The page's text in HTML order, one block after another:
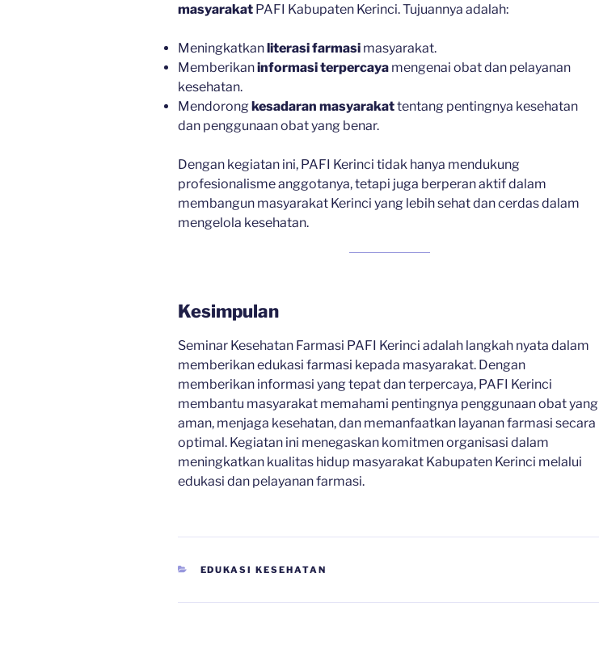
masyarakat PAFI Kabupaten Kerinci. Tujuannya adalah:
Meningkatkanliterasi farmasi masyarakat.
Memberikaninformasi terpercaya mengenai obat dan pelayanan
kesehatan.
Mendorongkesadaran masyarakattentang pentingnya kesehatan
dan penggunaan obat yang benar.
Dengan kegiatan ini, PAFI Kerinci tidak hanya mendukung
profesionalisme anggotanya, tetapi juga berperan aktif dalam
membangun masyarakat Kerinci yang lebih sehat dan cerdas dalam
mengelola kesehatan.
Kesimpulan
Seminar Kesehatan Farmasi PAFI Kerinci adalah langkah nyata dalam
memberikan edukasi farmasi kepada masyarakat. Dengan
memberikan informasi yang tepat dan terpercaya, PAFI Kerinci
membantu masyarakat memahami pentingnya penggunaan obat yang
aman, menjaga kesehatan, dan memanfaatkan layanan farmasi secara
optimal. Kegiatan ini menegaskan komitmen organisasi dalam
meningkatkan kualitas hidup masyarakat Kabupaten Kerinci melalui
edukasi dan pelayanan farmasi.
CATEGORIES
EDUKASI KESEHATAN